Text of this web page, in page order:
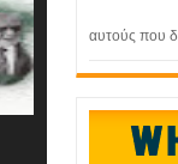
αυτούς που